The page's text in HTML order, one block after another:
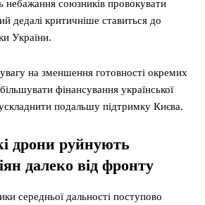
союзників провокувати
дедалі критичніше ставиться до
України.
на зменшення готовності окремих
фінансування української
подальшу підтримку Києва.
дрони руйнують
далеко від фронту
середньої дальності поступово